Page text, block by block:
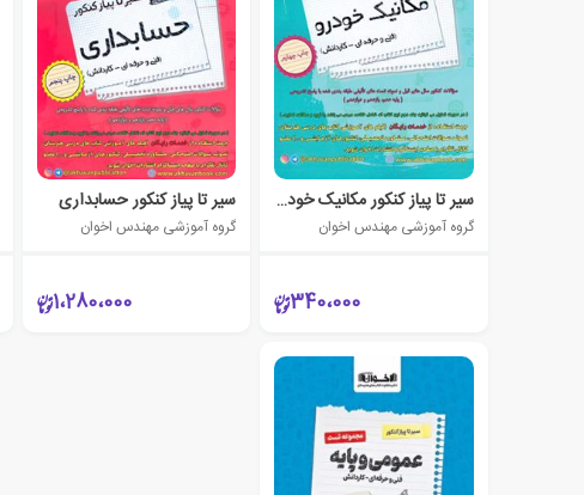
سیر تا پیاز کنکور مکانیک خودرو
گروه آموزشی مهندس اخوان
340،000
سیر تا پیاز کنکور حسابداری
گروه آموزشی مهندس اخوان
1،280،000